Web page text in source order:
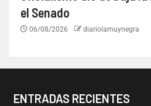
el Senado
06/08/2026 diariolamuynegra
ENTRADAS RECIENTES